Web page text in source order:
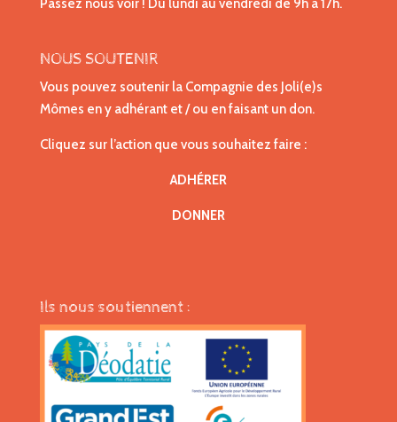
Passez nous voir ! Du lundi au vendredi de 9h à 17h.
NOUS SOUTENIR
Vous pouvez soutenir la Compagnie des Joli(e)s
Mômes en y adhérant et / ou en faisant un don.
Cliquez sur l’action que vous souhaitez faire :
ADHÉRER
DONNER
Ils nous soutiennent :